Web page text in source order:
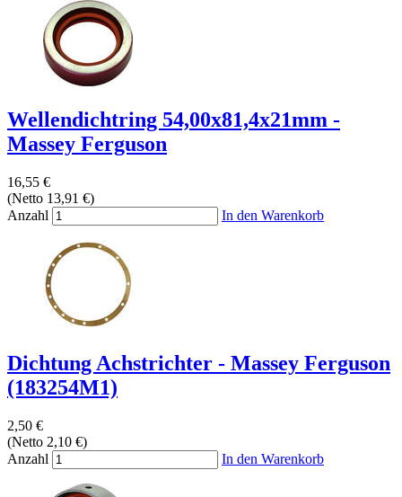
Wellendichtring 54,00x81,4x21mm -
Massey Ferguson
16,55 €
(Netto 13,91 €)
Anzahl
In den Warenkorb
Dichtung Achstrichter - Massey Ferguson
(183254M1)
2,50 €
(Netto 2,10 €)
Anzahl
In den Warenkorb